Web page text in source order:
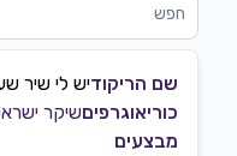
שם הריקודיש לי שיר
כוריאוגרפיםשיקר
מבצעים